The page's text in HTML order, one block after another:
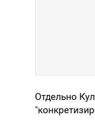
Отдельно